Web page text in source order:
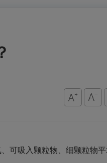
可吸入颗粒物、细颗粒物